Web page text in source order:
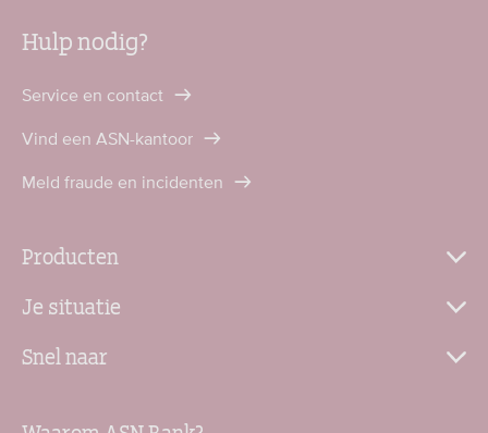
Hulp nodig?
Service en contact
Vind een ASN-kantoor
Meld fraude en incidenten
Producten
Je situatie
Snel naar